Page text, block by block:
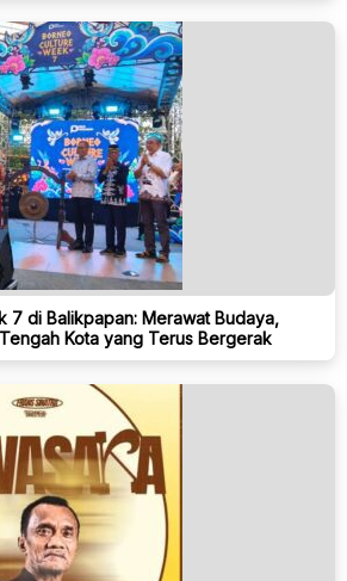
7 di Balikpapan: Merawat Budaya,
Kota yang Terus Bergerak